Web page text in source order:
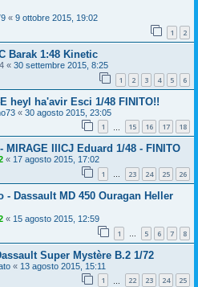
« 9 ottobre 2015, 19:02
1 2
Barak 1:48 Kinetic
« 30 settembre 2015, 8:25
1 2 3 4 5 6
heyl ha'avir Esci 1/48 FINITO!!
« 30 agosto 2015, 23:05
1 15 16 17 18
MIRAGE IIICJ Eduard 1/48 - FINITO
« 17 agosto 2015, 17:02
1 … 23 24 25 26
- Dassault MD 450 Ouragan Heller
« 15 agosto 2015, 12:59
1 5 6 7 8
Super Mystère B.2 1/72
« 13 agosto 2015, 15:11
1 22 23 24 25